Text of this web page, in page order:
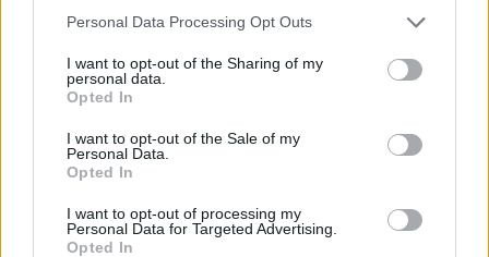
Personal Data Processing Opt Outs
I want to opt-out of the Sharing of my
personal data.
Opted In
I want to opt-out of the Sale of my
Personal Data.
Opted In
I want to opt-out of processing my
Personal Data for Targeted Advertising.
Opted In
tartozik, melynek olvasása előfizetéses
Az előfizetés a következőket tartalmazza:
Portfolio.hu teljes cikkarchívum
Kötéslisták: BÉT elmúlt 2 év napon belüli
kötéslistái
Előfizetés